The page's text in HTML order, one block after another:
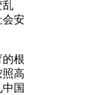
乱
会安
根
高
国